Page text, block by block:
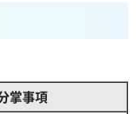
掌事項